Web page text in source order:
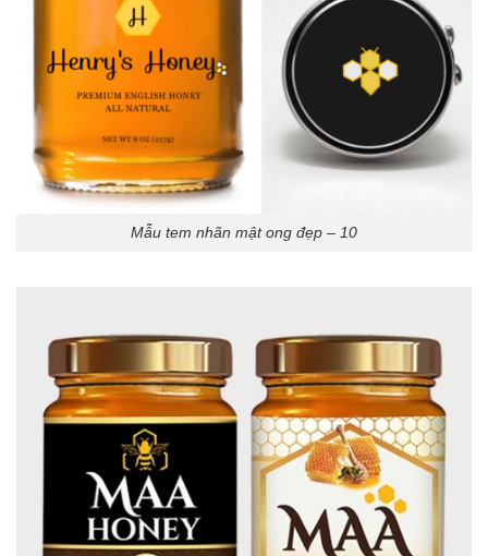
Mẫu tem nhãn mật ong đẹp – 10